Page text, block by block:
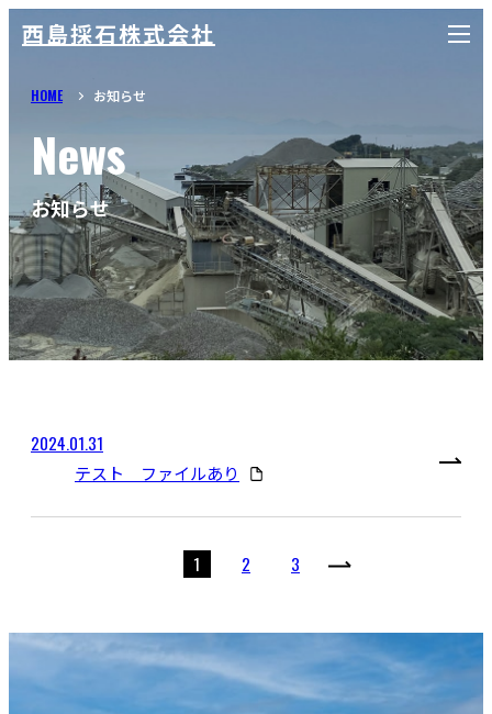
西島採石株式会社
t
o
a
v
g
a
t
i
o
n
HOME お知らせ
News
お知らせ
2024.01.31
テスト ファイルあり
1 2 3